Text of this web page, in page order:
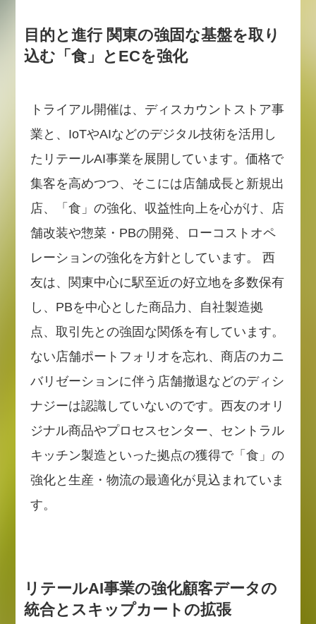
目的と進行 関東の強固な基盤を取り
込む「食」とECを強化
トライアル開催は、ディスカウントストア事
業と、IoTやAIなどのデジタル技術を活用し
たリテールAI事業を展開しています。価格で
集客を高めつつ、そこには店舗成長と新規出
店、「食」の強化、収益性向上を心がけ、店
舗改装や惣菜・PBの開発、ローコストオペ
レーションの強化を方針としています。 西
友は、関東中心に駅至近の好立地を多数保有
し、PBを中心とした商品力、自社製造拠
点、取引先との強固な関係を有しています。
ない店舗ポートフォリオを忘れ、商店のカニ
バリゼーションに伴う店舗撤退などのディシ
ナジーは認識していないのです。西友のオリ
ジナル商品やプロセスセンター、セントラル
キッチン製造といった拠点の獲得で「食」の
強化と生産・物流の最適化が見込まれていま
す。
リテールAI事業の強化顧客データの
統合とスキップカートの拡張